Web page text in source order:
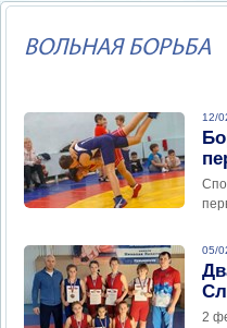
ВОЛЬНАЯ БОРЬБА
12/
05/
2